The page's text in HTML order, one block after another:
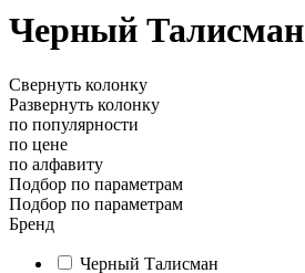
Черный Талисман
Свернуть колонку
Развернуть колонку
по популярности
по цене
по алфавиту
Подбор по параметрам
Подбор по параметрам
Бренд
Черный Талисман